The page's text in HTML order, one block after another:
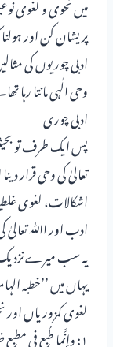
پریشان کن اور
ادبی چوریوں کی
وحی الٰہی مانتا رہا
ادبی چوری
پس ایک طرف تو
تعالیٰ کی وحی
اشکالات، لغوی
ادب اور اﷲ تعالیٰ
یہ سب میرے
یہاں میں ’’خطبہ
لغوی کمزوریاں
۱: وإنَّما طُبع فی مطبع ضیاء الإسلام